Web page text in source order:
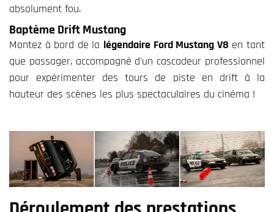
absolument fou.
Baptême Drift Mustang
Montez à bord de la légendaire Ford Mustang V8 en tant
que passager, accompagné d'un cascadeur professionnel
pour expérimenter des tours de piste en drift à la
hauteur des scènes les plus spectaculaires du cinéma !